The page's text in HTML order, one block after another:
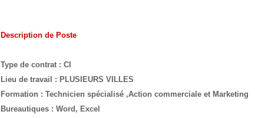
Description de Poste
Type de contrat : CI
Lieu de travail : PLUSIEURS VILLES
Formation : Technicien spécialisé ,Action commerciale et Marketing
Bureautiques : Word, Excel